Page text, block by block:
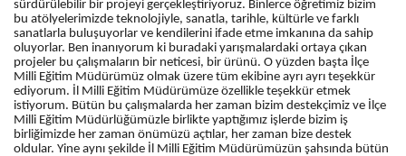
sürdürülebilir bir projeyi gerçekleştiriyoruz. Binlerce öğretimiz bizim
bu atölyelerimizde teknolojiyle, sanatla, tarihle, kültürle ve farklı
sanatlarla buluşuyorlar ve kendilerini ifade etme imkanına da sahip
oluyorlar. Ben inanıyorum ki buradaki yarışmalardaki ortaya çıkan
projeler bu çalışmaların bir neticesi, bir ürünü. O yüzden başta İlçe
Milli Eğitim Müdürümüz olmak üzere tüm ekibine ayrı ayrı teşekkür
ediyorum. İl Milli Eğitim Müdürümüze özellikle teşekkür etmek
istiyorum. Bütün bu çalışmalarda her zaman bizim destekçimiz ve İlçe
Milli Eğitim Müdürlüğümüzle birlikte yaptığımız işlerde bizim iş
birliğimizde her zaman önümüzü açtılar, her zaman bize destek
oldular. Yine aynı şekilde İl Milli Eğitim Müdürümüzün şahsında bütün